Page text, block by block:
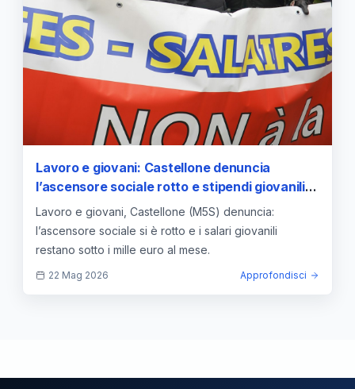
Lavoro e giovani: Castellone denuncia
l’ascensore sociale rotto e stipendi giovanili
sotto i mille euro
Lavoro e giovani, Castellone (M5S) denuncia:
l’ascensore sociale si è rotto e i salari giovanili
restano sotto i mille euro al mese.
22 Mag 2026 Approfondisci